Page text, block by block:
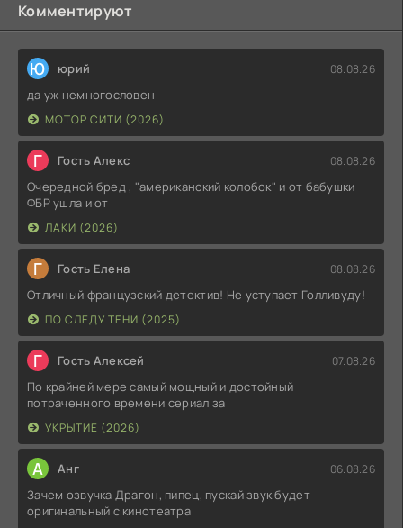
Комментируют
Ю юрий 08.08.26
да уж немногословен
МОТОР СИТИ (2026)
Г Гость Алекс 08.08.26
Очередной бред , "американский колобок" и от бабушки
ФБР ушла и от
ЛАКИ (2026)
Г Гость Елена 08.08.26
Отличный французский детектив! Не уступает Голливуду!
ПО СЛЕДУ ТЕНИ (2025)
Г Гость Алексей 07.08.26
По крайней мере самый мощный и достойный
потраченного времени сериал за
УКРЫТИЕ (2026)
А Анг 06.08.26
Зачем озвучка Драгон, пипец, пускай звук будет
оригинальный с кинотеатра